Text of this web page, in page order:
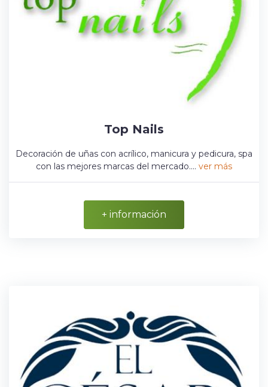
Top Nails
Decoración de uñas con acrílico, manicura y pedicura, spa
con las mejores marcas del mercado.... ver más
+ información